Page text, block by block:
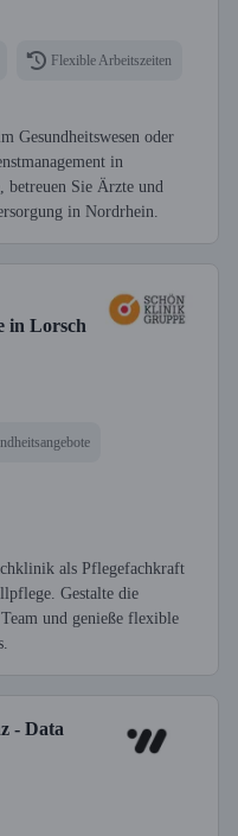
Flexible Arbeitszeiten
Gesundheitswesen oder
in
betreuen Sie Ärzte und
in Nordrhein.
in Lorsch
als Pflegefachkraft
Gestalte die
und genieße flexible
- Data